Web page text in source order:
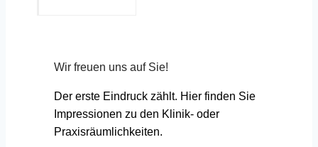
Wir freuen uns auf Sie!
Der erste Eindruck zählt. Hier finden Sie
Impressionen zu den Klinik- oder
Praxisräumlichkeiten.